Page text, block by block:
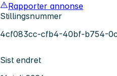
Rapporter annonse
Stillingsnummer
4cf083cc-cfb4-40bf-b754-
Sist endret